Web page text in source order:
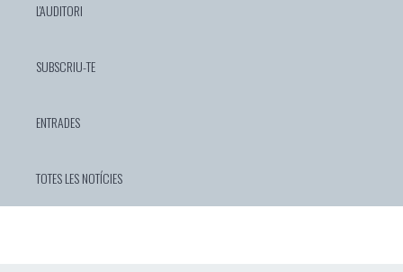
L'AUDITORI
SUBSCRIU-TE
ENTRADES
TOTES LES NOTÍCIES